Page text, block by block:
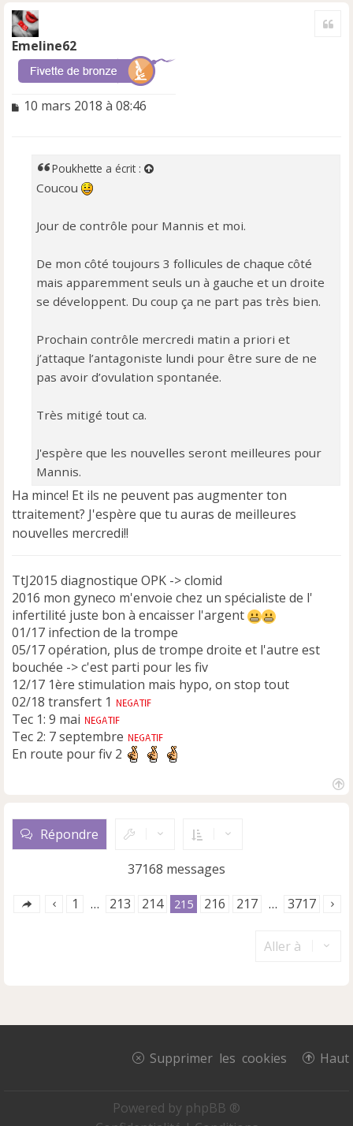
Emeline62
M
10 mars 2018 à 08:46
Poukhette a écrit :
Coucou
Jour de contrôle pour Mannis et moi.
De mon côté toujours 3 follicules de chaque côté
mais apparemment seuls un à gauche et un droite
se développent. Du coup ça ne part pas très bien.
Prochain contrôle mercredi matin a priori et
j’attaque l’antagoniste lundi pour être sure de ne
pas avoir d’ovulation spontanée.
Très mitigé tout ca.
J'espère que les nouvelles seront meilleures pour
Mannis.
Ha mince! Et ils ne peuvent pas augmenter ton
ttraitement? J'espère que tu auras de meilleures
nouvelles mercredi!!
TtJ2015 diagnostique OPK -> clomid
2016 mon gyneco m'envoie chez un spécialiste de l'
infertilité juste bon à encaisser l'argent
01/17 infection de la trompe
05/17 opération, plus de trompe droite et l'autre est
bouchée -> c'est parti pour les fiv
12/17 1ère stimulation mais hypo, on stop tout
02/18 transfert 1
Tec 1: 9 mai
Tec 2: 7 septembre
En route pour fiv 2
Répondre
37168 messages
1 … 213 214 215 216 217 … 3717
Aller à
Haut
Supprimer les cookies
Powered by phpBB ®